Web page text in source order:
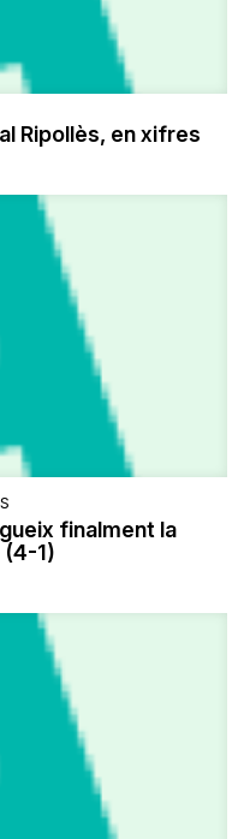
Ripollès, en xifres
finalment la
(4-1)